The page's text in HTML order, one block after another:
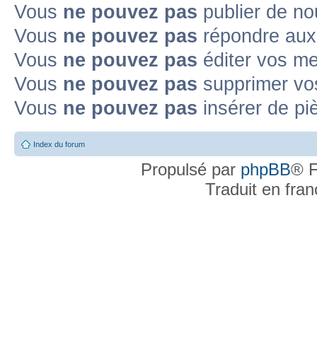
Vous ne pouvez pas publier de
Vous ne pouvez pas répondre
Vous ne pouvez pas éditer vos
Vous ne pouvez pas supprimer
Vous ne pouvez pas insérer de
Index du forum
Propulsé par phpBB®
Traduit en